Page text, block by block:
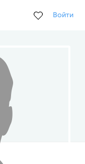
Войти